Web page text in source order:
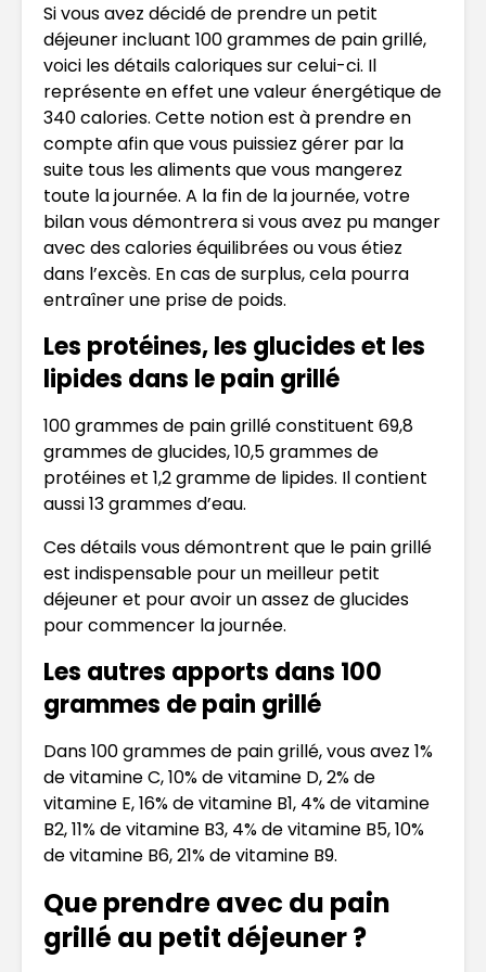
Si vous avez décidé de prendre un petit
déjeuner incluant 100 grammes de pain grillé,
voici les détails caloriques sur celui-ci. Il
représente en effet une valeur énergétique de
340 calories. Cette notion est à prendre en
compte afin que vous puissiez gérer par la
suite tous les aliments que vous mangerez
toute la journée. A la fin de la journée, votre
bilan vous démontrera si vous avez pu manger
avec des calories équilibrées ou vous étiez
dans l’excès. En cas de surplus, cela pourra
entraîner une prise de poids.
Les protéines, les glucides et les
lipides dans le pain grillé
100 grammes de pain grillé constituent 69,8
grammes de glucides, 10,5 grammes de
protéines et 1,2 gramme de lipides. Il contient
aussi 13 grammes d’eau.
Ces détails vous démontrent que le pain grillé
est indispensable pour un meilleur petit
déjeuner et pour avoir un assez de glucides
pour commencer la journée.
Les autres apports dans 100
grammes de pain grillé
Dans 100 grammes de pain grillé, vous avez 1%
de vitamine C, 10% de vitamine D, 2% de
vitamine E, 16% de vitamine B1, 4% de vitamine
B2, 11% de vitamine B3, 4% de vitamine B5, 10%
de vitamine B6, 21% de vitamine B9.
Que prendre avec du pain
grillé au petit déjeuner ?